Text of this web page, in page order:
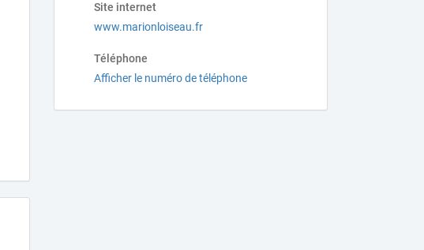
Site internet
www.marionloiseau.fr
Téléphone
Afficher le numéro de téléphone